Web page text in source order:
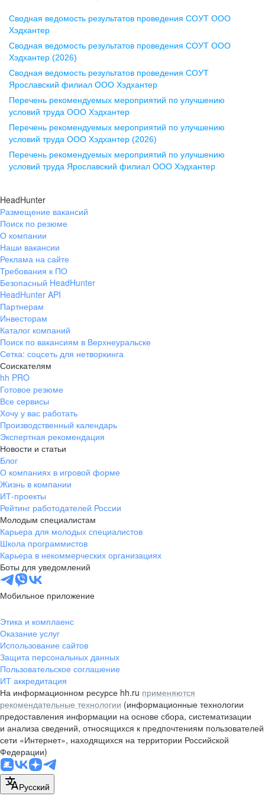
Воронеж
ул. Комиссаржевской, д. 10,
офис 1212
+7 473 280-05-05
pr@vrn.hh.ru
ул. Спартаковская, д. 2А, этаж 3,
помещение 15
+7 843 212-12-50
Екатеринбург
ул. Боевых Дружин, стр. 20,
+7 343 226-79-99
pr@ural.hh.ru
ул. Янковского, д. 169, 7 этаж,
706 каб.
+7 861 205-55-57
pr@krd.hh.ru
Владивосток
пер. Ланинский д. 4, офис 3.4
+7 423 202-33-28
pr@dv.hh.ru
Новосибирск
ул. Большевистская, д. 35,
помещение 21
+7 383 207-94-64
pr@nsk.hh.ru
Минск
пр-т Дзержинского, д. 57,
10 этаж, помещение 45-1
pr@rabota.by
Алматы
пр. Абая, д. 151, БЦ Алатау,
12 этаж, офис 1209
+7 727 232-13-13
pr@headhunter.com.kz
Сводная ведомость результатов проведения СОУТ ООО
Хэдхантер
Сводная ведомость результатов проведения СОУТ ООО
Хэдхантер (2026)
Сводная ведомость результатов проведения СОУТ
Ярославский филиал ООО Хэдхантер
Перечень рекомендуемых мероприятий по улучшению
условий труда ООО Хэдхантер
Перечень рекомендуемых мероприятий по улучшению
условий труда ООО Хэдхантер (2026)
Перечень рекомендуемых мероприятий по улучшению
условий труда Ярославский филиал ООО Хэдхантер
HeadHunter
Размещение вакансий
Поиск по резюме
О компании
Наши вакансии
Реклама на сайте
Требования к ПО
Безопасный HeadHunter
HeadHunter API
Партнерам
Инвесторам
Каталог компаний
Поиск по вакансиям в Верхнеуральске
Сетка: соцсеть для нетворкинга
Соискателям
hh PRO
Готовое резюме
Все сервисы
Хочу у вас работать
Производственный календарь
Экспертная рекомендация
Новости и статьи
Блог
О компаниях в игровой форме
Жизнь в компании
ИТ-проекты
Рейтинг работодателей России
Молодым специалистам
Карьера для молодых специалистов
Школа программистов
Карьера в некоммерческих организациях
Боты для уведомлений
Мобильное приложение
Этика и комплаенс
Оказание услуг
Использование сайтов
Защита персональных данных
Пользовательское соглашение
ИТ аккредитация
На информационном ресурсе hh.ru применяются
рекомендательные технологии (информационные технологии
предоставления информации на основе сбора, систематизации
и анализа сведений, относящихся к предпочтениям пользователей
сети «Интернет», находящихся на территории Российской
Федерации)
Русский